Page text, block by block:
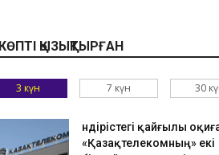
тобының әншісі Кенжебек Жанәбілов
18:20
әшкереленді
18:07
КӨПТІ ҚЫЗЫҚТЫРҒАН
3 күн 7 күн 30
Өндірістегі қайғылы
«Қазақтелекомның» екі